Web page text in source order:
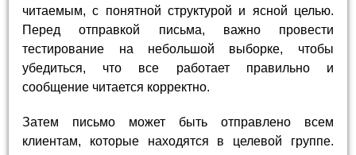
читаемым, с понятной структурой и ясной целью.
Перед отправкой письма, важно провести
тестирование на небольшой выборке, чтобы
убедиться, что все работает правильно и
сообщение читается корректно.
Затем письмо может быть отправлено всем
клиентам, которые находятся в целевой группе.